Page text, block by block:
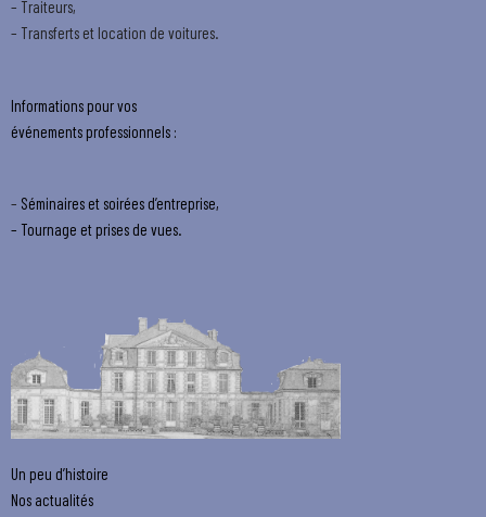
– Traiteurs,
– Transferts et location de voitures.
Informations pour vos
événements professionnels :
– Séminaires et soirées d’entreprise,
– Tournage et prises de vues.
Un peu d’histoire
Nos actualités